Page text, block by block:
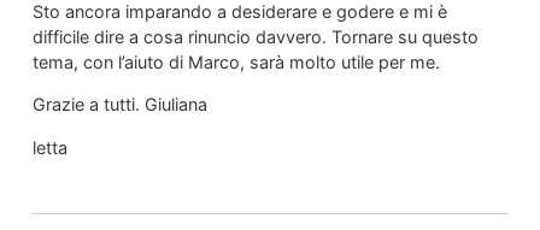
Sto ancora imparando a desiderare e godere e mi è
difficile dire a cosa rinuncio davvero. Tornare su questo
tema, con l’aiuto di Marco, sarà molto utile per me.
Grazie a tutti. Giuliana
letta